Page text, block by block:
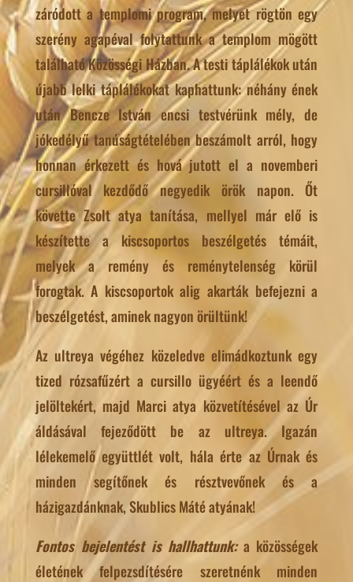
záródott a templomi program, melyet rögtön egy
szerény agapéval folytattunk a templom mögött
található Közösségi Házban. A testi táplálékok után
újabb lelki táplálékokat kaphattunk: néhány ének
után Bencze István encsi testvérünk mély, de
jókedélyű tanúságtételében beszámolt arról, hogy
honnan érkezett és hová jutott el a novemberi
cursillóval kezdődő negyedik örök napon. Őt
követte Zsolt atya tanítása, mellyel már elő is
készítette a kiscsoportos beszélgetés témáit,
melyek a remény és reménytelenség körül
forogtak. A kiscsoportok alig akarták befejezni a
beszélgetést, aminek nagyon örültünk!
Az ultreya végéhez közeledve elimádkoztunk egy
tized rózsafűzért a cursillo ügyéért és a leendő
jelöltekért, majd Marci atya közvetítésével az Úr
áldásával fejeződött be az ultreya. Igazán
lélekemelő együttlét volt, hála érte az Úrnak és
minden segítőnek és résztvevőnek és a
házigazdánknak, Skublics Máté atyának!
Fontos bejelentést is hallhattunk: a közösségek
életének felpezsdítésére szeretnénk minden